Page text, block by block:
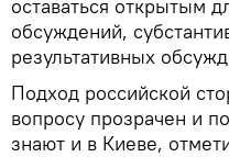
оставаться открытым
обсуждений,
результативных
Подход российской
вопросу прозрачен и
знают и в Киеве,